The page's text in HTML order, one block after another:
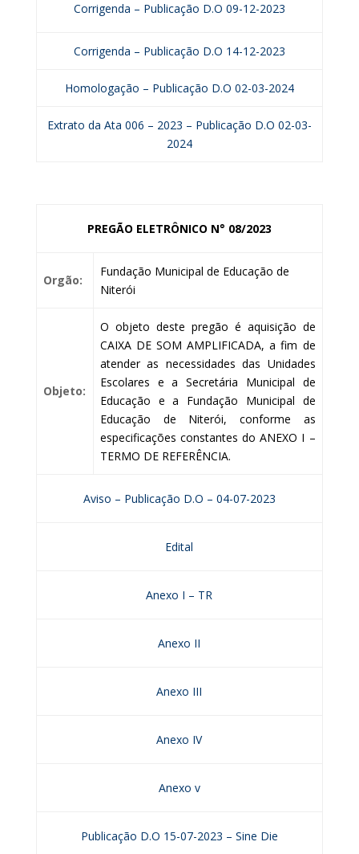
Corrigenda – Publicação D.O 09-12-2023
Corrigenda – Publicação D.O 14-12-2023
Homologação – Publicação D.O 02-03-2024
Extrato da Ata 006 – 2023 – Publicação D.O 02-03-
2024
PREGÃO ELETRÔNICO N° 08/2023
Orgão:
Fundação Municipal de Educação de
Niterói
Objeto:
O objeto deste pregão é aquisição de
CAIXA DE SOM AMPLIFICADA, a fim de
atender as necessidades das Unidades
Escolares e a Secretária Municipal de
Educação e a Fundação Municipal de
Educação de Niterói, conforme as
especificações constantes do ANEXO I –
TERMO DE REFERÊNCIA.
Aviso – Publicação D.O – 04-07-2023
Edital
Anexo I – TR
Anexo II
Anexo III
Anexo IV
Anexo v
Publicação D.O 15-07-2023 – Sine Die